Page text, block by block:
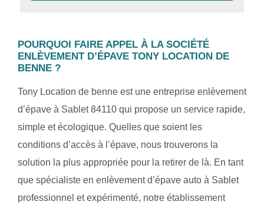
POURQUOI FAIRE APPEL À LA SOCIÉTÉ
ENLÈVEMENT D’ÉPAVE TONY LOCATION DE
BENNE ?
Tony Location de benne est une entreprise enlèvement
d’épave à Sablet 84110 qui propose un service rapide,
simple et écologique. Quelles que soient les
conditions d’accès à l’épave, nous trouverons la
solution la plus appropriée pour la retirer de là. En tant
que spécialiste en enlèvement d’épave auto à Sablet
professionnel et expérimenté, notre établissement